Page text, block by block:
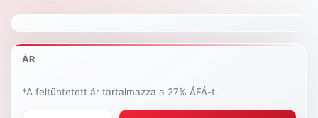
ÁR
*A feltüntetett ár tartalmazza a 27% ÁFÁ-t.